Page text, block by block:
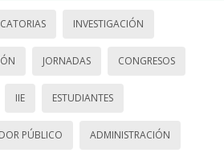
INVESTIGACIÓN
JORNADAS CONGRESOS
IIE ESTUDIANTES
PÚBLICO ADMINISTRACIÓN